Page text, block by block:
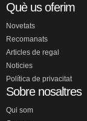
Què us oferim
Novetats
Recomanats
Articles de regal
Noticies
Política de privacitat
Sobre nosaltres
Qui som